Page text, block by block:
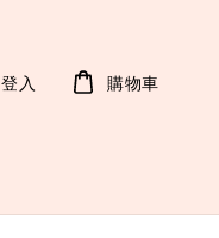
登入 購物車